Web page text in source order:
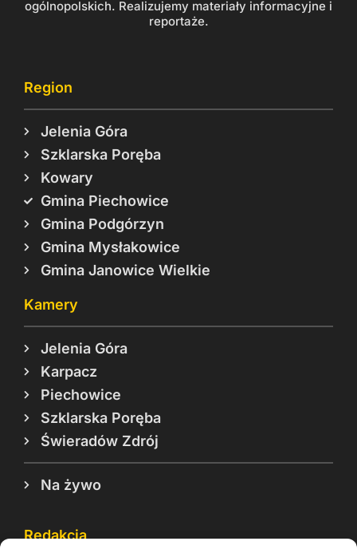
ogólnopolskich. Realizujemy materiały informacyjne i
reportaże.
Region
Jelenia Góra
Szklarska Poręba
Kowary
Gmina Piechowice
Gmina Podgórzyn
Gmina Mysłakowice
Gmina Janowice Wielkie
Kamery
Jelenia Góra
Karpacz
Piechowice
Szklarska Poręba
Świeradów Zdrój
Na żywo
Redakcja